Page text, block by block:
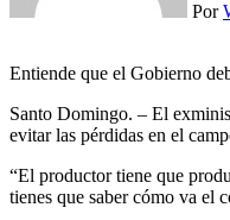
Por
Entiende que el Gobierno
Santo Domingo. – El
evitar las pérdidas en el
“El productor tiene que
tienes que saber cómo va el